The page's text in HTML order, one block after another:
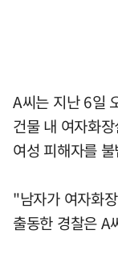
A씨는 지난 6일
건물 내 여자화
여성 피해자를
"남자가 여자화
출동한 경찰은 A